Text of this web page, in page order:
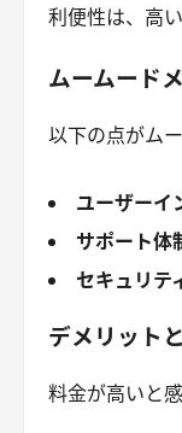
利便性は、高
ムームード
以下の点がム
ユーザーイ
サポート体
セキュリテ
デメリット
料金が高いと